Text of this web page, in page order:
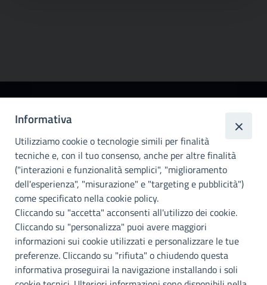
metropolitana di
Palermo
Info e contatti
Città Metropoliitana di Palermo
Via Maqueda, 100 - 90134 - Palermo
Cod. Fisc. 80021470820
PEC: cm.pa@cert.cittametropolitana.pa.it
I nostri canali social
Accessibilità
Informativa
Utilizziamo cookie o tecnologie simili per finalità
tecniche e, con il tuo consenso, anche per altre finalità
("interazioni e funzionalità semplici", "miglioramento
dell'esperienza", "misurazione" e "targeting e pubblicità")
come specificato nella cookie policy.
Cliccando su "accetta" acconsenti all'utilizzo dei cookie.
Cliccando su "personalizza" puoi avere maggiori
informazioni sui cookie utilizzati e personalizzare le tue
preferenze. Cliccando su "rifiuta" o chiudendo questa
informativa proseguirai la navigazione installando i soli